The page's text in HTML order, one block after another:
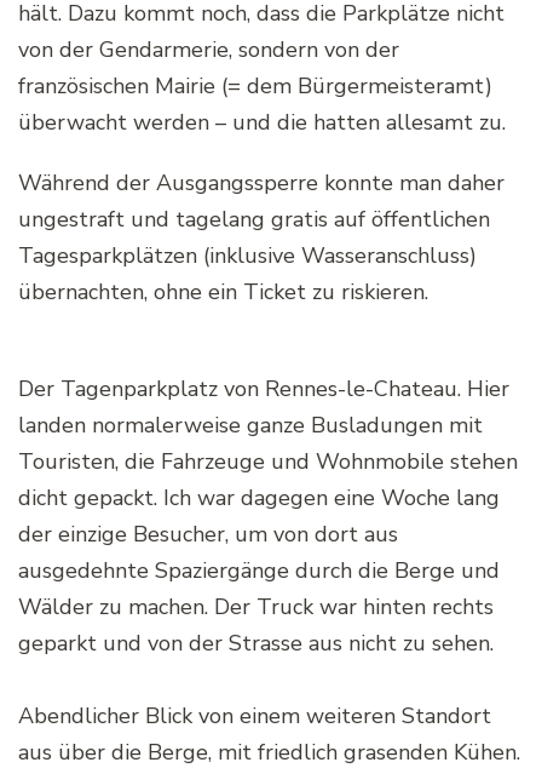
hält. Dazu kommt noch, dass die Parkplätze nicht
von der Gendarmerie, sondern von der
französischen Mairie (= dem Bürgermeisteramt)
überwacht werden – und die hatten allesamt zu.
Während der Ausgangssperre konnte man daher
ungestraft und tagelang gratis auf öffentlichen
Tagesparkplätzen (inklusive Wasseranschluss)
übernachten, ohne ein Ticket zu riskieren.
Der Tagenparkplatz von Rennes-le-Chateau. Hier
landen normalerweise ganze Busladungen mit
Touristen, die Fahrzeuge und Wohnmobile stehen
dicht gepackt. Ich war dagegen eine Woche lang
der einzige Besucher, um von dort aus
ausgedehnte Spaziergänge durch die Berge und
Wälder zu machen. Der Truck war hinten rechts
geparkt und von der Strasse aus nicht zu sehen.
Abendlicher Blick von einem weiteren Standort
aus über die Berge, mit friedlich grasenden Kühen.